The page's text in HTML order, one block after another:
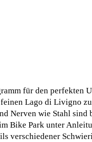
für den perfekten
Lago di Livigno
Nerven wie Stahl
Bike Park unter
verschiedener